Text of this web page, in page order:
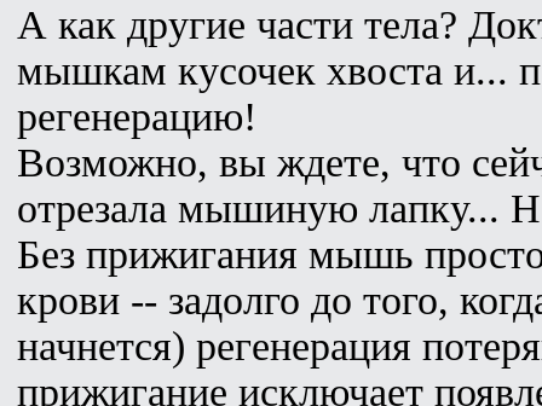
А как другие части тела?
мышкам кусочек хвоста и...
регенерацию!
Возможно, вы ждете, что
отрезала мышиную лапку...
Без прижигания мышь
крови -- задолго до того,
начнется) регенерация
прижигание исключает